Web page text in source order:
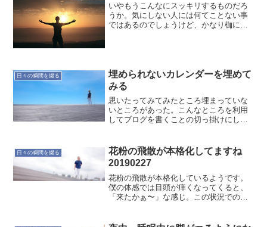
いやもうこんなにスッキリするものだろ
うか。気にしない人には何てことない事
ではあるのでしょうけど、かなり枷にな
日々の瞬間を綴る
埋められないカレンダーを埋めて
みる
思いたってみてみたところ埋まっていな
いところがあった。こんなところを利用
してブログを書くことの切っ掛けにしよ
多々ある。書こうと思っても、3行でも書
き続けていないと、い...
日々の瞬間を綴る
花粉の飛散が本格化してますね
20190227
花粉の飛散が本格化しているようです。
僕の体感では目頭が痒くなってくると、
「来たかぁ〜」な感じ。この状況でのア